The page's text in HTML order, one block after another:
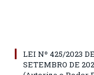
LEI Nº 425/2023
SETEMBRO DE